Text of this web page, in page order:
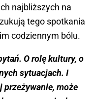
najbliższych na
tego spotkania
codziennym bólu.
O rolę kultury, o
sytuacjach. I
przeżywanie, może